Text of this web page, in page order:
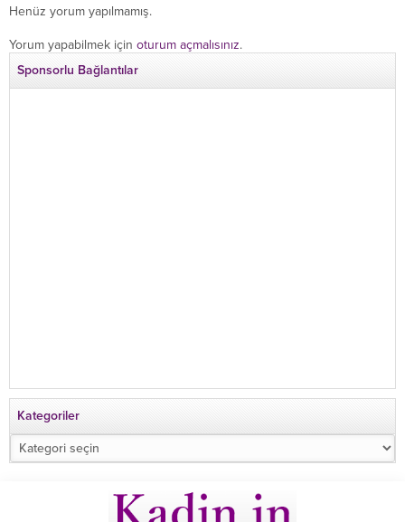
Henüz yorum yapılmamış.
Yorum yapabilmek için oturum açmalısınız.
Sponsorlu Bağlantılar
Kategoriler
Kategoriler